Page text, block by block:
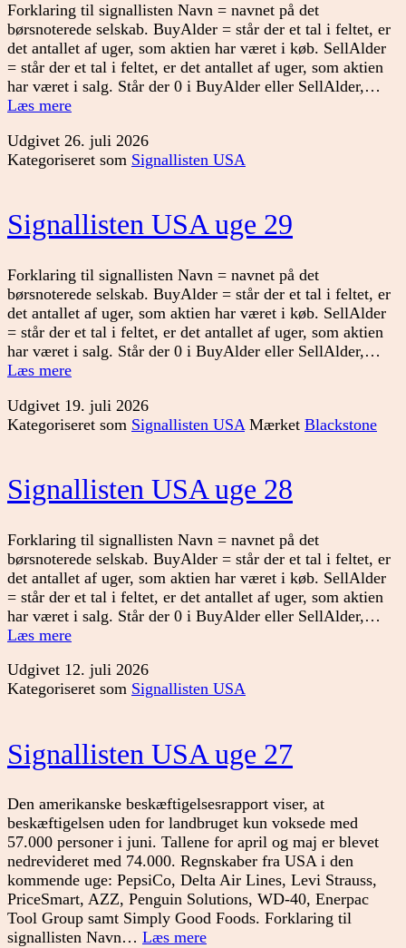
Forklaring til signallisten Navn = navnet på det
børsnoterede selskab. BuyAlder = står der et tal i feltet, er
det antallet af uger, som aktien har været i køb. SellAlder
= står der et tal i feltet, er det antallet af uger, som aktien
har været i salg. Står der 0 i BuyAlder eller SellAlder,…
Læs mereSignallisten
uge
30
Udgivet 26. juli 2026
Kategoriseret som Signallisten USA
Signallisten USA uge 29
Forklaring til signallisten Navn = navnet på det
børsnoterede selskab. BuyAlder = står der et tal i feltet, er
det antallet af uger, som aktien har været i køb. SellAlder
= står der et tal i feltet, er det antallet af uger, som aktien
har været i salg. Står der 0 i BuyAlder eller SellAlder,…
Læs mereSignallisten
uge
29
Udgivet 19. juli 2026
Kategoriseret som Signallisten USA Mærket Blackstone
Signallisten USA uge 28
Forklaring til signallisten Navn = navnet på det
børsnoterede selskab. BuyAlder = står der et tal i feltet, er
det antallet af uger, som aktien har været i køb. SellAlder
= står der et tal i feltet, er det antallet af uger, som aktien
har været i salg. Står der 0 i BuyAlder eller SellAlder,…
Læs mereSignallisten
uge
28
Udgivet 12. juli 2026
Kategoriseret som Signallisten USA
Signallisten USA uge 27
Den amerikanske beskæftigelsesrapport viser, at
beskæftigelsen uden for landbruget kun voksede med
57.000 personer i juni. Tallene for april og maj er blevet
nedrevideret med 74.000. Regnskaber fra USA i den
kommende uge: PepsiCo, Delta Air Lines, Levi Strauss,
PriceSmart, AZZ, Penguin Solutions, WD-40, Enerpac
Tool Group samt Simply Good Foods. Forklaring til
signallisten Navn… Læs mereSignallisten